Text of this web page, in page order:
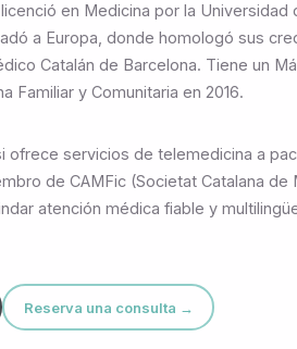
en Medicina por la Universidad
a Europa, donde homologó sus
Catalán de Barcelona. Tiene un
Familiar y Comunitaria en 2016.
ofrece servicios de telemedicina a
de CAMFic (Societat Catalana de
atención médica fiable y
Reserva una consulta →